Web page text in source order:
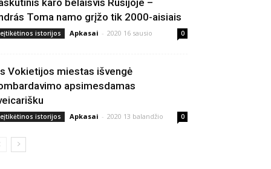
karo belaisvis Rusijoje –
Toma namo grįžo tik 2000-aisiais
istorijos Apkasai - 2020 16 sausio 0
Vokietijos miestas išvengė
apsimesdamas
istorijos Apkasai - 2020 13 balandžio 0